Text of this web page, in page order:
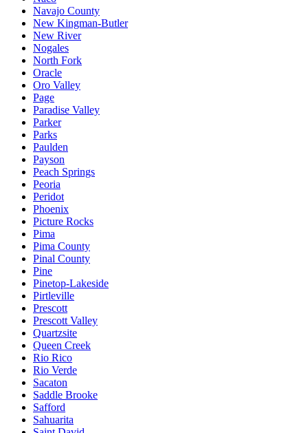
Navajo County
New Kingman-Butler
New River
Nogales
North Fork
Oracle
Oro Valley
Page
Paradise Valley
Parker
Parks
Paulden
Payson
Peach Springs
Peoria
Peridot
Phoenix
Picture Rocks
Pima
Pima County
Pinal County
Pine
Pinetop-Lakeside
Pirtleville
Prescott
Prescott Valley
Quartzsite
Queen Creek
Rio Rico
Rio Verde
Sacaton
Saddle Brooke
Safford
Sahuarita